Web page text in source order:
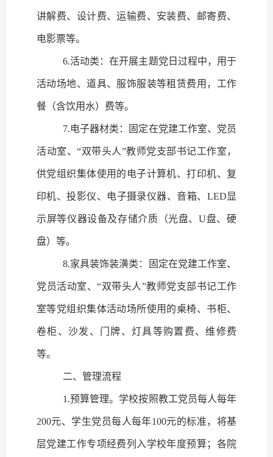
讲解费、设计费、运输费、安装费、邮寄费、
电影票等。
6.活动类：在开展主题党日过程中，用于
活动场地、道具、服饰服装等租赁费用，工作
餐（含饮用水）费等。
7.电子器材类：固定在党建工作室、党员
活动室、“双带头人”教师党支部书记工作室，
供党组织集体使用的电子计算机、打印机、复
印机、投影仪、电子摄录仪器、音箱、 LED显
示屏等仪器设备及存储介质（光盘、U盘、硬
盘）等。
8.家具装饰装潢类：固定在党建工作室、
党员活动室、“双带头人”教师党支部书记工作
室等党组织集体活动场所使用的桌椅、书柜、
卷柜、沙发、门牌、灯具等购置费、维修费
等。
二、管理流程
1.预算管理。 学校按照教工党员每人每年
200元、学生党员每人每年100元的标准，将基
层党建工作专项经费列入学校年度预算；各院